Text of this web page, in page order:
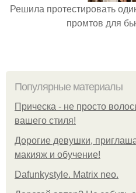
Решила протестировать
промтов для
Популярные материалы
Прическа - не просто
вашего стиля!
Дорогие девушки,
макияж и обучение!
Dafunkystyle. Matrix neo.